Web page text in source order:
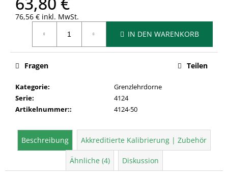
76,56 € inkl. MwSt.
IN DEN WARENKORB
Kategorie:
Grenzlehrdorne
Serie:
4124
Artikelnummer:: 4124-50
Fragen Teilen
Beschreibung Akkreditierte Kalibrierung | Zubehör
Ähnliche (4) Diskussion